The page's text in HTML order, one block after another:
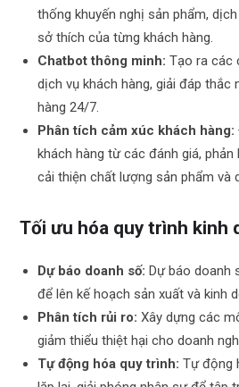
thống khuyến nghị sản phẩm,
sở thích của từng khách hàng.
Chatbot thông minh: Tạo ra các
dịch vụ khách hàng, giải đáp thắc
hàng 24/7.
Phân tích cảm xúc khách hàng:
khách hàng từ các đánh giá,
cải thiện chất lượng sản phẩm và
Tối ưu hóa quy trình kinh
Dự báo doanh số: Dự báo doanh
để lên kế hoạch sản xuất và kinh
Phân tích rủi ro: Xây dựng các
giảm thiểu thiệt hại cho doanh
Tự động hóa quy trình: Tự động